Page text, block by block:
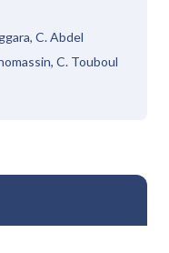
C. Abdel
C. Touboul